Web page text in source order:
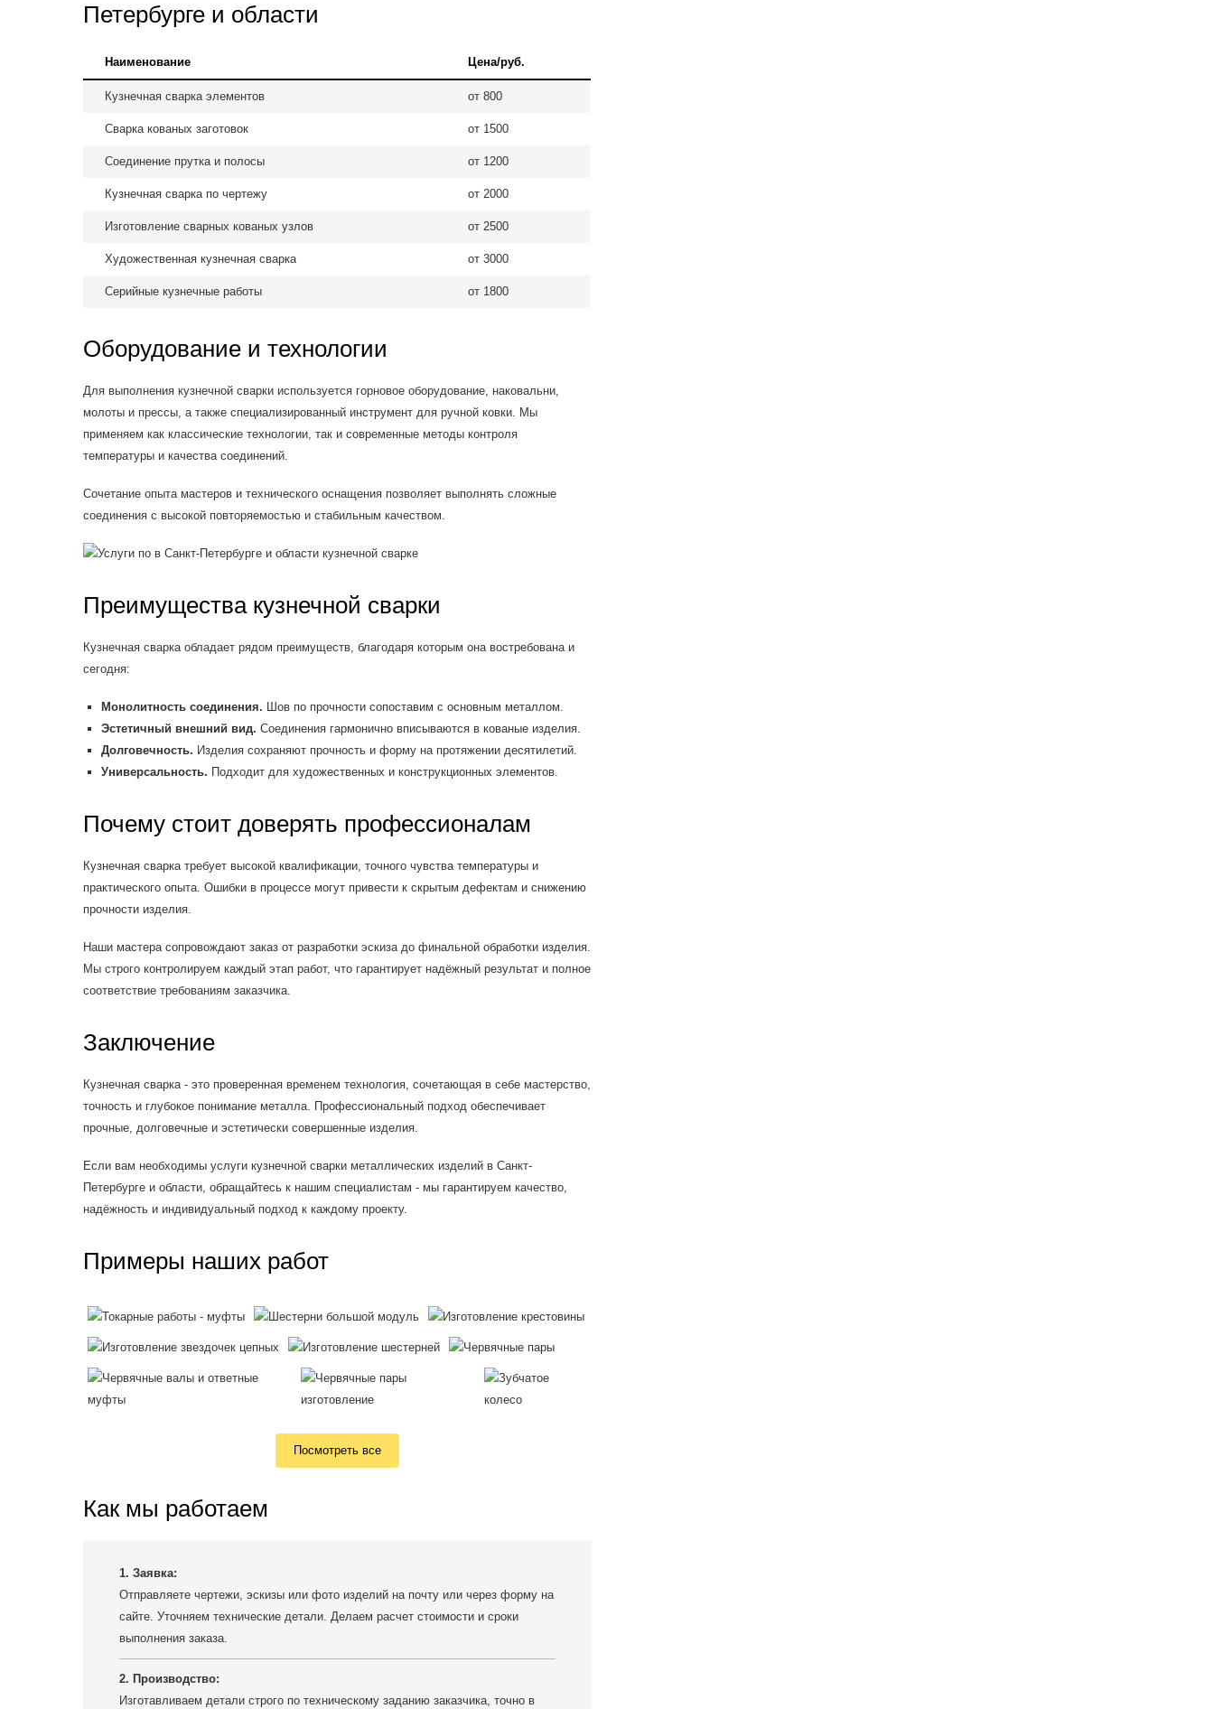
Петербурге и области
Наименование Цена/руб.
Кузнечная сварка элементов от 800
Сварка кованых заготовок от 1500
Соединение прутка и полосы от 1200
Кузнечная сварка по чертежу от 2000
Изготовление сварных кованых узлов от 2500
Художественная кузнечная сварка от 3000
Серийные кузнечные работы от 1800
Оборудование и технологии
Для выполнения кузнечной сварки используется горновое оборудование, наковальни,
молоты и прессы, а также специализированный инструмент для ручной ковки. Мы
применяем как классические технологии, так и современные методы контроля
температуры и качества соединений.
Сочетание опыта мастеров и технического оснащения позволяет выполнять сложные
соединения с высокой повторяемостью и стабильным качеством.
Преимущества кузнечной сварки
Кузнечная сварка обладает рядом преимуществ, благодаря которым она востребована и
сегодня:
Монолитность соединения. Шов по прочности сопоставим с основным металлом.
Эстетичный внешний вид. Соединения гармонично вписываются в кованые изделия.
Долговечность. Изделия сохраняют прочность и форму на протяжении десятилетий.
Универсальность. Подходит для художественных и конструкционных элементов.
Почему стоит доверять профессионалам
Кузнечная сварка требует высокой квалификации, точного чувства температуры и
практического опыта. Ошибки в процессе могут привести к скрытым дефектам и снижению
прочности изделия.
Наши мастера сопровождают заказ от разработки эскиза до финальной обработки изделия.
Мы строго контролируем каждый этап работ, что гарантирует надёжный результат и полное
соответствие требованиям заказчика.
Заключение
Кузнечная сварка - это проверенная временем технология, сочетающая в себе мастерство,
точность и глубокое понимание металла. Профессиональный подход обеспечивает
прочные, долговечные и эстетически совершенные изделия.
Если вам необходимы услуги кузнечной сварки металлических изделий в Санкт-
Петербурге и области, обращайтесь к нашим специалистам - мы гарантируем качество,
надёжность и индивидуальный подход к каждому проекту.
Примеры наших работ
Посмотреть все
Как мы работаем
1. Заявка:
Отправляете чертежи, эскизы или фото изделий на почту или через форму на
сайте. Уточняем технические детали. Делаем расчет стоимости и сроки
выполнения заказа.
2. Производство:
Изготавливаем детали строго по техническому заданию заказчика, точно в